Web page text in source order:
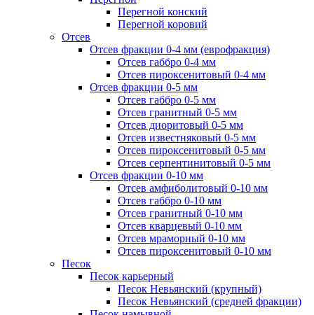
Перегной конский
Перегной коровий
Отсев
Отсев фракции 0-4 мм (еврофракция)
Отсев габбро 0-4 мм
Отсев пироксенитовый 0-4 мм
Отсев фракции 0-5 мм
Отсев габбро 0-5 мм
Отсев гранитный 0-5 мм
Отсев диоритовый 0-5 мм
Отсев известняковый 0-5 мм
Отсев пироксенитовый 0-5 мм
Отсев серпентинитовый 0-5 мм
Отсев фракции 0-10 мм
Отсев амфиболитовый 0-10 мм
Отсев габбро 0-10 мм
Отсев гранитный 0-10 мм
Отсев кварцевый 0-10 мм
Отсев мраморный 0-10 мм
Отсев пироксенитовый 0-10 мм
Песок
Песок карьерный
Песок Невьянский (крупный)
Песок Невьянский (средней фракции)